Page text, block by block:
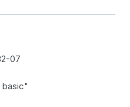
07
basic"